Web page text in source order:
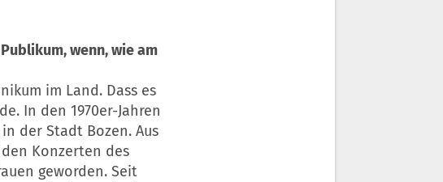
wenn, wie am
im Land. Dass es
In den 1970er-Jahren
der Stadt Bozen. Aus
Konzerten des
geworden. Seit